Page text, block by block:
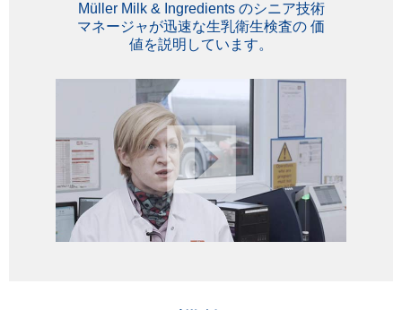
Müller Milk & Ingredients のシニア技術
マネージャが迅速な生乳衛生検査の 価
値を説明しています。